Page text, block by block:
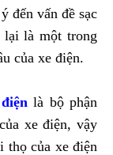
đến vấn đề sạc
lại là một trong
của xe điện.
là bộ phận
xe điện, vậy
thọ của xe điện